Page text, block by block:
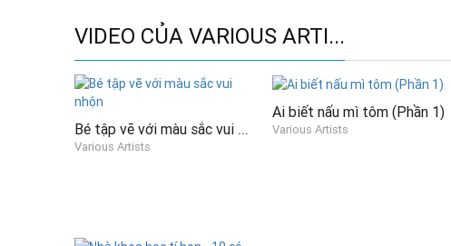
VIDEO CỦA VARIOUS ARTI...
Bé tập vẽ với màu sắc vui nhộn
Various Artists
Ai biết nấu mì tôm (Phần 1)
Various Artists